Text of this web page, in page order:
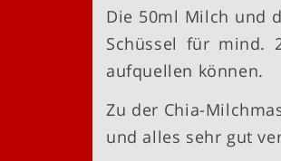
Die 50ml Milch und
Schüssel für mind.
aufquellen können.
Zu der Chia-
und alles sehr gut